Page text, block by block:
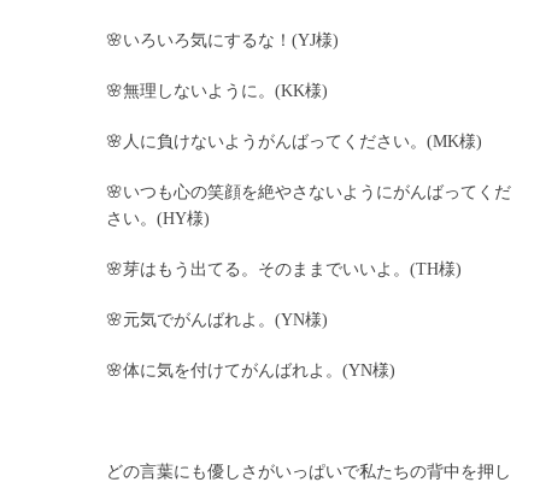
🌸いろいろ気にするな！(YJ様)
🌸無理しないように。(KK様)
🌸人に負けないようがんばってください。(MK様)
🌸いつも心の笑顔を絶やさないようにがんばってくだ
さい。(HY様)
🌸芽はもう出てる。そのままでいいよ。(TH様)
🌸元気でがんばれよ。(YN様)
🌸体に気を付けてがんばれよ。(YN様)
どの言葉にも優しさがいっぱいで私たちの背中を押し